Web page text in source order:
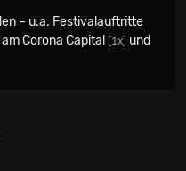
– u.a. Festivalauftritte
am Corona Capital [1x] und